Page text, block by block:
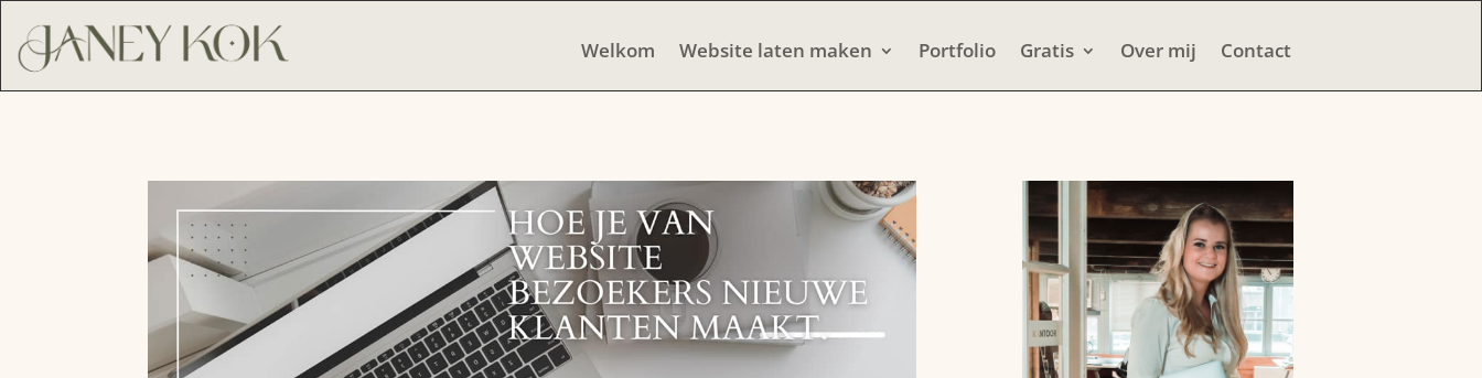
Welkom Website laten maken Portfolio Gratis Over mij Contact